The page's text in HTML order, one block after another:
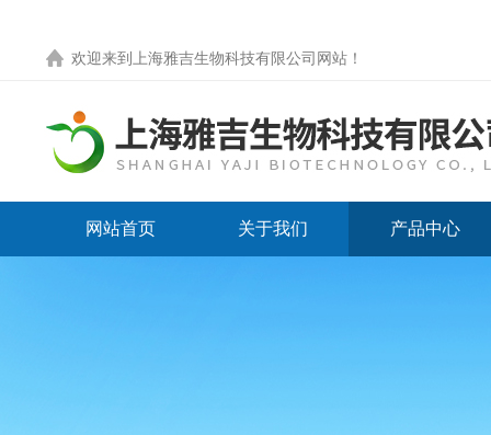
欢迎来到 上海雅吉生物科技有限公司网站 ！
网站首页 关于我们 产品中心